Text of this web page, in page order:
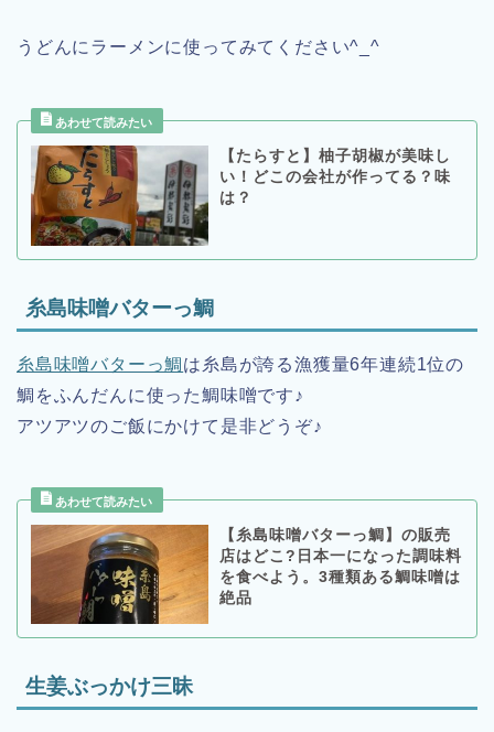
うどんにラーメンに使ってみてください^_^
【たらすと】柚子胡椒が美味し
い！どこの会社が作ってる？味
は？
糸島味噌バターっ鯛
糸島味噌バターっ鯛は糸島が誇る漁獲量6年連続1位の
鯛をふんだんに使った鯛味噌です♪
アツアツのご飯にかけて是非どうぞ♪
【糸島味噌バターっ鯛】の販売
店はどこ?日本一になった調味料
を食べよう。3種類ある鯛味噌は
絶品
生姜ぶっかけ三昧